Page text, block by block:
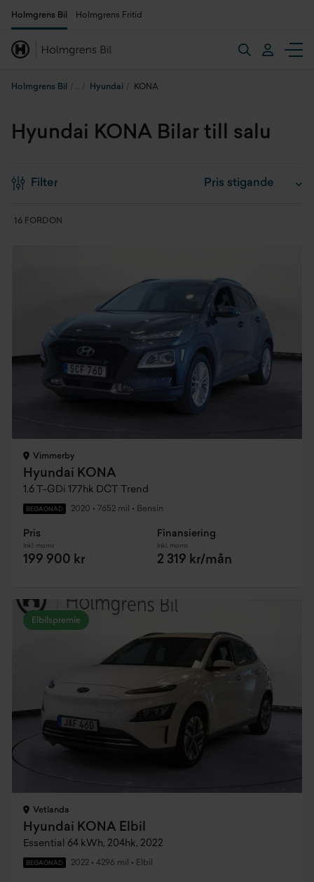
Holmgrens Bil Holmgrens Fritid
Holmgrens Bil Hyundai KONA
Hyundai KONA Bilar till salu
Filter
16 FORDON
Vimmerby
Hyundai KONA
1.6 T-GDi 177hk DCT Trend
BEGAGNAD 2020 • 7652 mil • Bensin
Pris
Inkl. moms
199 900 kr
Finansiering
Inkl. moms
2 319 kr/mån
Elbilspremie
Vetlanda
Hyundai KONA Elbil
Essential 64 kWh, 204hk, 2022
BEGAGNAD 2022 • 4296 mil • Elbil